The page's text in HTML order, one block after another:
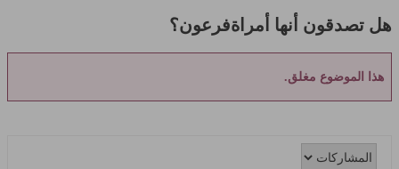
هل تصدقون أنها أمراةفرعون؟
هذا الموضوع مغلق.